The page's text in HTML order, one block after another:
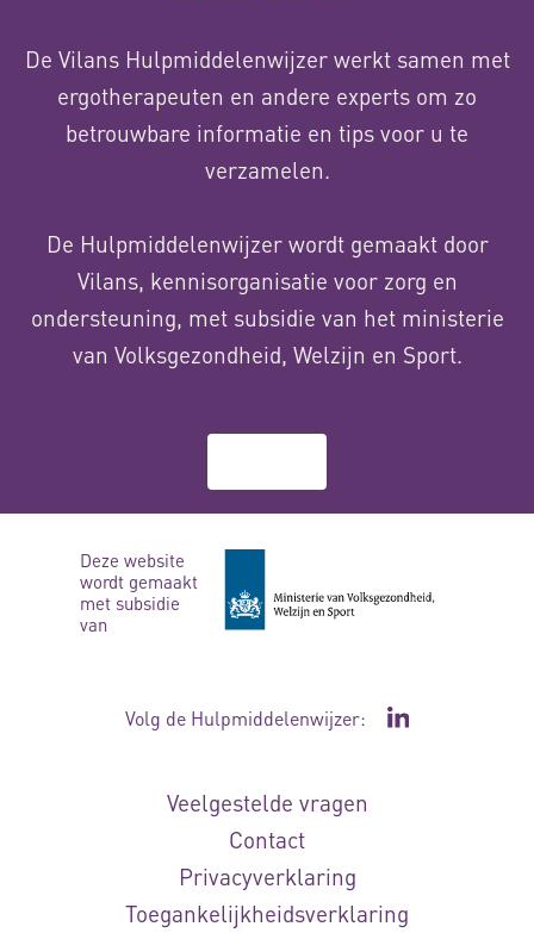
De Vilans Hulpmiddelenwijzer werkt samen met
ergotherapeuten en andere experts om zo
betrouwbare informatie en tips voor u te
verzamelen.
De Hulpmiddelenwijzer wordt gemaakt door
Vilans, kennisorganisatie voor zorg en
ondersteuning, met subsidie van het ministerie
van Volksgezondheid, Welzijn en Sport.
Deze website
wordt gemaakt
met subsidie
van
Volg de Hulpmiddelenwijzer: Ga naar de
Veelgestelde vragen
Contact
Privacyverklaring
Toegankelijkheidsverklaring